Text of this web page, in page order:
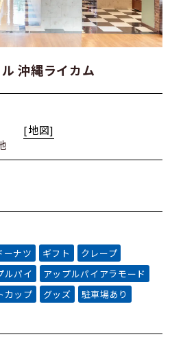
沖縄ライカム
[地図]
ーナツ ギフト
クレープ
ルパイ
アップルパイアラモード
カップ グッズ
駐車場あり